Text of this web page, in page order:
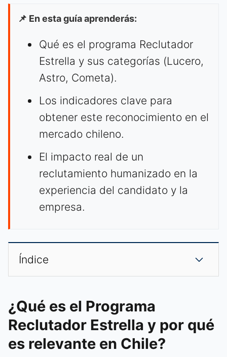
📌 En esta guía aprenderás:
Qué es el programa Reclutador
Estrella y sus categorías (Lucero,
Astro, Cometa).
Los indicadores clave para
obtener este reconocimiento en el
mercado chileno.
El impacto real de un
reclutamiento humanizado en la
experiencia del candidato y la
empresa.
Índice
¿Qué es el Programa
Reclutador Estrella y por qué
es relevante en Chile?